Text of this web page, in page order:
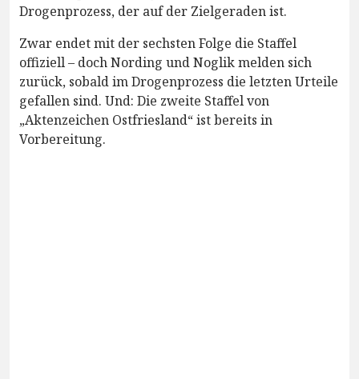
Drogenprozess, der auf der Zielgeraden ist.
Zwar endet mit der sechsten Folge die Staffel
offiziell – doch Nording und Noglik melden sich
zurück, sobald im Drogenprozess die letzten Urteile
gefallen sind. Und: Die zweite Staffel von
„Aktenzeichen Ostfriesland“ ist bereits in
Vorbereitung.